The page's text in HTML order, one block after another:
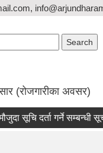
(रोजगारीका अवसर)
सूचि दर्ता गर्ने सम्बन्धी